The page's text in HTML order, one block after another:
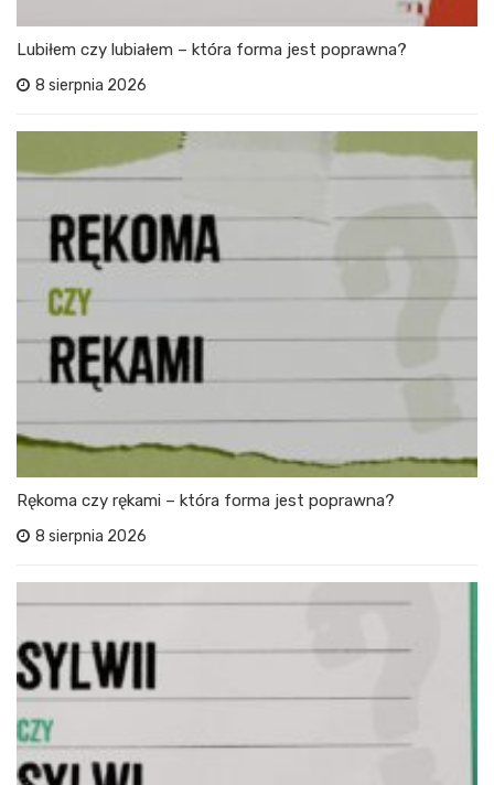
Lubiłem czy lubiałem – która forma jest poprawna?
8 sierpnia 2026
Rękoma czy rękami – która forma jest poprawna?
8 sierpnia 2026